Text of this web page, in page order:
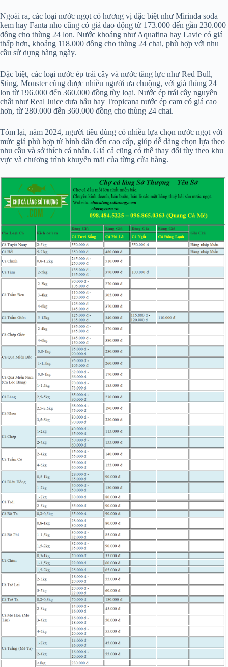
Ngoài ra, các loại nước ngọt có hương vị đặc biệt như Mirinda soda
kem hay Fanta nho cũng có giá dao động từ 173.000 đến gần 230.000
đồng cho thùng 24 lon. Nước khoáng như Aquafina hay Lavie có giá
thấp hơn, khoảng 118.000 đồng cho thùng 24 chai, phù hợp với nhu
cầu sử dụng hàng ngày.
Đặc biệt, các loại nước ép trái cây và nước tăng lực như Red Bull,
Sting, Monster cũng được nhiều người ưa chuộng, với giá thùng 24
lon từ 196.000 đến 360.000 đồng tùy loại. Nước ép trái cây nguyên
chất như Real Juice dưa hấu hay Tropicana nước ép cam có giá cao
hơn, từ 280.000 đến 360.000 đồng cho thùng 24 chai.
Tóm lại, năm 2024, người tiêu dùng có nhiều lựa chọn nước ngọt với
mức giá phù hợp từ bình dân đến cao cấp, giúp dễ dàng chọn lựa theo
nhu cầu và sở thích cá nhân. Giá cả cũng có thể thay đổi tùy theo khu
vực và chương trình khuyến mãi của từng cửa hàng.